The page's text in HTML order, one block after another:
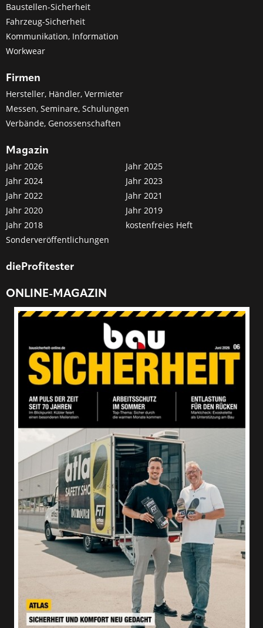
Baustellen-Sicherheit
Fahrzeug-Sicherheit
Kommunikation, Information
Workwear
Firmen
Hersteller, Händler, Vermieter
Messen, Seminare, Schulungen
Verbände, Genossenschaften
Magazin
Jahr 2026
Jahr 2025
Jahr 2024
Jahr 2023
Jahr 2022
Jahr 2021
Jahr 2020
Jahr 2019
Jahr 2018
kostenfreies Heft
Sonderveröffentlichungen
dieProfitester
ONLINE-MAGAZIN